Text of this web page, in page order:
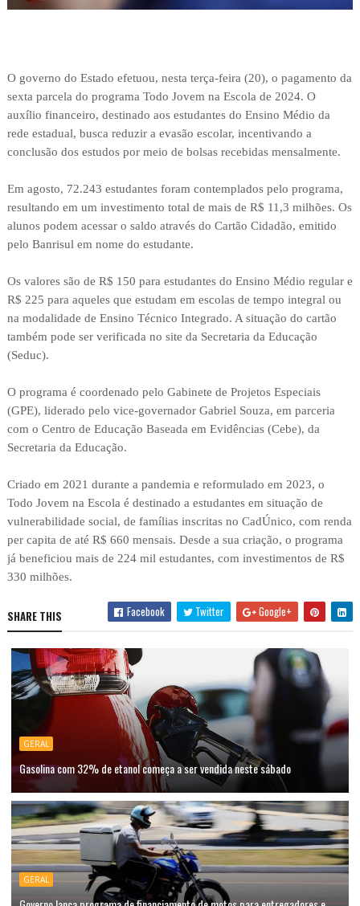
O governo do Estado efetuou, nesta terça-feira (20), o pagamento da
sexta parcela do programa Todo Jovem na Escola de 2024. O
auxílio financeiro, destinado aos estudantes do Ensino Médio da
rede estadual, busca reduzir a evasão escolar, incentivando a
conclusão dos estudos por meio de bolsas recebidas mensalmente.
Em agosto, 72.243 estudantes foram contemplados pelo programa,
resultando em um investimento total de mais de R$ 11,3 milhões. Os
alunos podem acessar o saldo através do Cartão Cidadão, emitido
pelo Banrisul em nome do estudante.
Os valores são de R$ 150 para estudantes do Ensino Médio regular e
R$ 225 para aqueles que estudam em escolas de tempo integral ou
na modalidade de Ensino Técnico Integrado. A situação do cartão
também pode ser verificada no site da Secretaria da Educação
(Seduc).
O programa é coordenado pelo Gabinete de Projetos Especiais
(GPE), liderado pelo vice-governador Gabriel Souza, em parceria
com o Centro de Educação Baseada em Evidências (Cebe), da
Secretaria da Educação.
Criado em 2021 durante a pandemia e reformulado em 2023, o
Todo Jovem na Escola é destinado a estudantes em situação de
vulnerabilidade social, de famílias inscritas no CadÚnico, com renda
per capita de até R$ 660 mensais. Desde a sua criação, o programa
já beneficiou mais de 224 mil estudantes, com investimentos de R$
330 milhões.
SHARE THIS Facebook Twitter Google+
GERAL
Gasolina com 32% de etanol começa a ser vendida neste sábado
GERAL